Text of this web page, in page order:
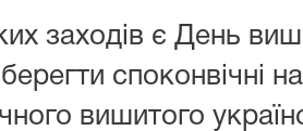
заходів є День
споконвічні
вишитого